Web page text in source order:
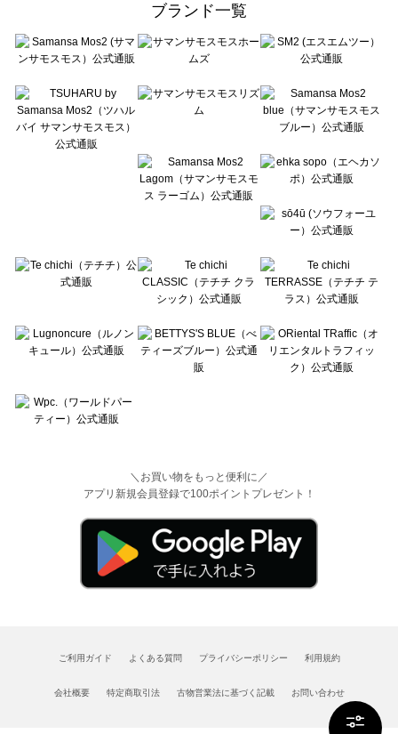
sō4ū（ソウフォーユー）の雑貨一覧
Te chichi（テチチ）の雑貨一覧
Te chichi CLASSIC（テチチ クラシック）の雑貨一覧
Lugnoncure（ルノンキュール）の雑貨一覧
BETTY'S BLUE（べティーズブルー）の雑貨一覧
Wpc.（ワールドパーティー）の雑貨一覧
ブランド一覧
＼お買い物をもっと便利に／
アプリ新規会員登録で100ポイントプレゼント！
ご利用ガイド よくある質問 プライバシーポリシー 利用規約
会社概要 特定商取引法 古物営業法に基づく記載 お問い合わせ